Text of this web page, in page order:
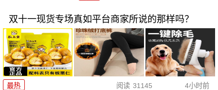
双十一现货专场真如平台商家所说的那样吗？
最热 阅读 31145 4小时前